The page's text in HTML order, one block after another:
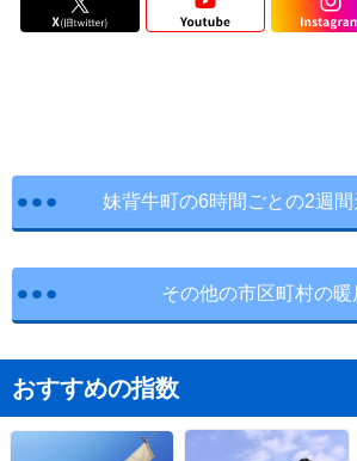
妹背牛町の6時間ごとの2週
その他の市区町村の暖
おすすめの指数